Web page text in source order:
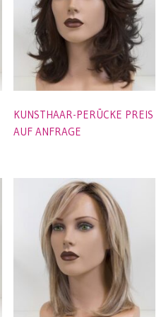
KUNSTHAAR-PERÜCKE PREIS
AUF ANFRAGE